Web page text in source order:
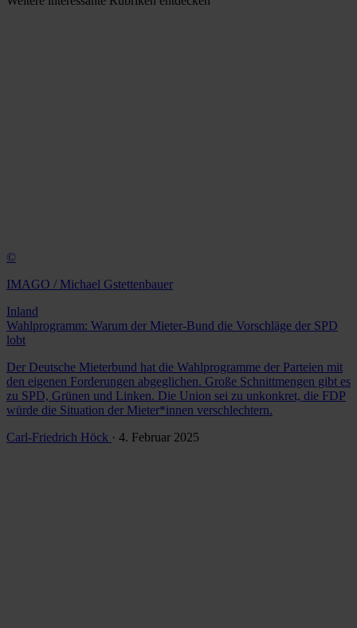
©
IMAGO / Michael Gstettenbauer
Inland
Wahlprogramm: Warum der Mieter-Bund die Vorschläge der SPD
lobt
Der Deutsche Mieterbund hat die Wahlprogramme der Parteien mit
den eigenen Forderungen abgeglichen. Große Schnittmengen gibt es
zu SPD, Grünen und Linken. Die Union sei zu unkonkret, die FDP
würde die Situation der Mieter*innen verschlechtern.
Carl-Friedrich Höck · 4. Februar 2025